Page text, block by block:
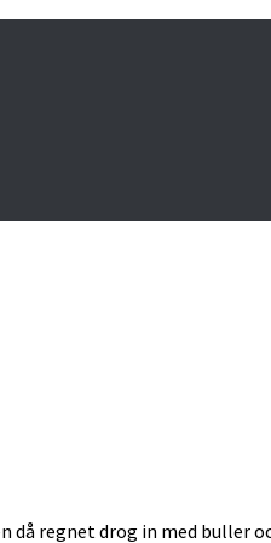
regnet drog in med buller